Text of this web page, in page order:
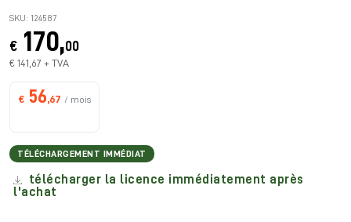
SKU: 124587
€ 170,00
€ 141,67 + TVA
€ 56 ,67 / mois
TÉLÉCHARGEMENT IMMÉDIAT
télécharger la licence immédiatement après
l'achat